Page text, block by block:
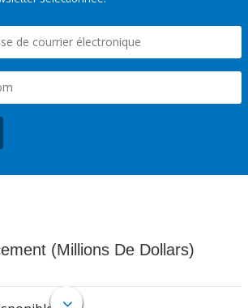
(Millions De Dollars)